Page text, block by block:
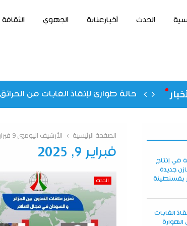
الحدث أخبارعنابة الجهوي الثقافة
حالة طوارئ لإنقاذ الغابات من
الصفحة الرئيسية الأرشيف اليوميي 9 فبراير 2025
فبراير 9, 2025
الحدث
في إنتاج
و9 مخازن جديدة
بقسنطينة
الغابات